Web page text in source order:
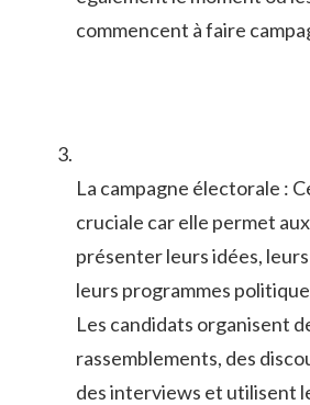
commencent ⁤à​ faire
La campagne électorale ⁤:
cruciale car ‌elle⁢ permet
présenter ⁤leurs idées,
leurs programmes
Les candidats organisent
‌rassemblements,⁣ des
des interviews et ​utilisent